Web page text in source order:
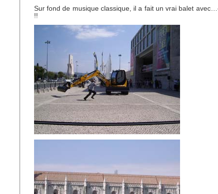
Sur fond de musique classique, il a fait un vrai balet
!!